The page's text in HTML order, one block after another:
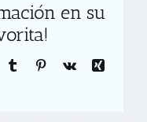
en su
Tumblr Pinterest
Vk
Xing